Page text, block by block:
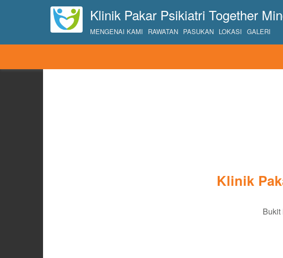
Klinik Pakar Psikiatri Together
MENGENAI KAMI RAWATAN PASUKAN LOKASI GALERI
Klinik
Bukit